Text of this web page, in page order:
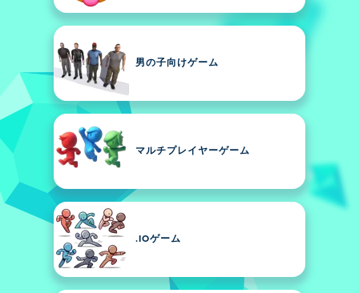
男の子向けゲーム
マルチプレイヤーゲーム
.IOゲーム